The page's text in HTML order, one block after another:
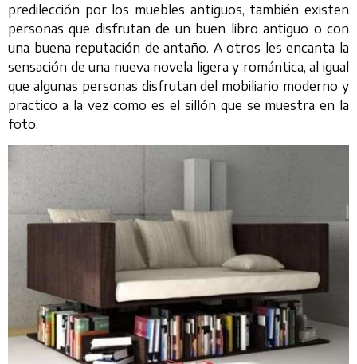
predilección por los muebles antiguos, también existen
personas que disfrutan de un buen libro antiguo o con
una buena reputación de antaño. A otros les encanta la
sensación de una nueva novela ligera y romántica, al igual
que algunas personas disfrutan del mobiliario moderno y
practico a la vez como es el sillón que se muestra en la
foto.